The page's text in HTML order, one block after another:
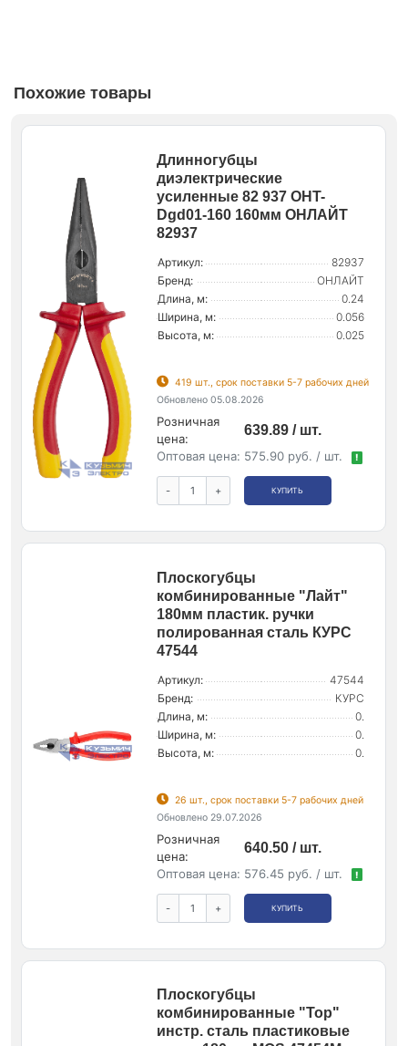
Похожие товары
Длинногубцы
диэлектрические
усиленные 82 937 OHT-
Dgd01-160 160мм ОНЛАЙТ
82937
Артикул:
82937
Бренд:
ОНЛАЙТ
Длина, м:
0.24
Ширина, м:
0.056
Высота, м:
0.025
419 шт., срок поставки 5-7 рабочих дней
Обновлено 05.08.2026
Розничная
цена:
639.89 / шт.
Оптовая цена: 575.90 руб. / шт. !
- + КУПИТЬ
Плоскогубцы
комбинированные "Лайт"
180мм пластик. ручки
полированная сталь КУРС
47544
Артикул:
47544
Бренд:
КУРС
Длина, м:
0.
Ширина, м:
0.
Высота, м:
0.
26 шт., срок поставки 5-7 рабочих дней
Обновлено 29.07.2026
Розничная
цена:
640.50 / шт.
Оптовая цена: 576.45 руб. / шт. !
- + КУПИТЬ
Плоскогубцы
комбинированные "Тор"
инстр. сталь пластиковые